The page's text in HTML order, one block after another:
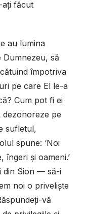
ați făcut
au lumina
Dumnezeu, să
împotriva
pe care El le-a
Cum pot fi ei
dezonoreze pe
sufletul,
spune: ‘Noi
și oameni.’
din Sion — să-i
noi o priveliște
vă